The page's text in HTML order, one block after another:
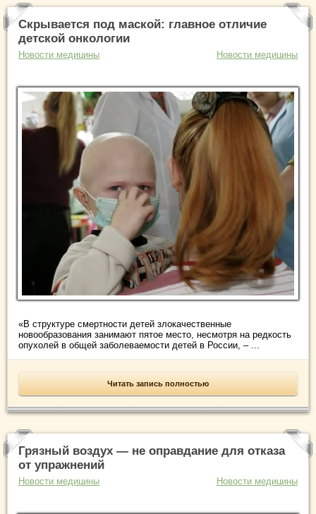
Скрывается под маской: главное отличие
детской онкологии
Новости медицины Новости медицины
«В структуре смертности детей злокачественные
новообразования занимают пятое место, несмотря на редкость
опухолей в общей заболеваемости детей в России, – ...
Читать запись полностью
Грязный воздух — не оправдание для отказа
от упражнений
Новости медицины Новости медицины